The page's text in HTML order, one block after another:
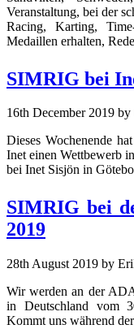
Veranstaltung, bei der
Racing, Karting,
Medaillen erhalten,
SIMRIG bei
16th December 2019 by
Dieses Wochenende
Inet einen Wettbewerb
bei Inet Sisjön in
SIMRIG bei
2019
28th August 2019 by
Wir werden an der
in Deutschland vom
Kommt uns während